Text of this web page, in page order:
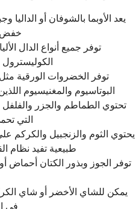
يعد الأوبما بالشوفان أو
خفض
توفر جميع أنواع الدال
توفر الخضروات الورقية مثل
البوتاسيوم والمغنيسيوم
تحتوي الطماطم والجزر
التي
يحتوي الثوم والزنجبيل والكركم
طبيعية تفيد نظام
يمكن للشاي الأخضر أو شاي
في